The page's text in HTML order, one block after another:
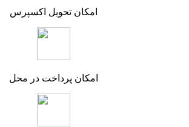
امکان تحویل اکسپرس
امکان پرداخت در محل